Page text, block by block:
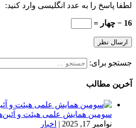
لطفا پاسخ را به عدد انگلیسی وارد کنید:
16 − چهار =
جستجو برای:
آخرین مطالب
سومین همایش علمی هیئت و
نوامبر 17, 2025
| اخبار